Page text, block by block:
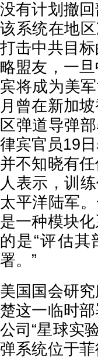
没有计划撤
该系统在地
打击中共目
略盟友，一
宾将成为美
月曾在新加
区弹道导弹
律宾官员19
并不知晓有
人表示，训
太平洋陆军
是一种模块
的是“评估
署。”
美国国会研
楚这一临时
公司“星球实
弹系统位于